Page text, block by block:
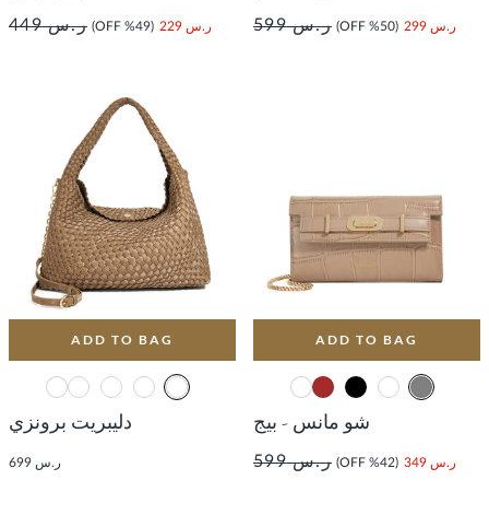
ر.س 299 (50% OFF) ر.س 599 ر.س 229 (49% OFF) ر.س 449
ADD TO BAG
شو مانس - بيج
ر.س 349 (42% OFF) ر.س 599
ADD TO BAG
دليبريت برونزي
ر.س 699